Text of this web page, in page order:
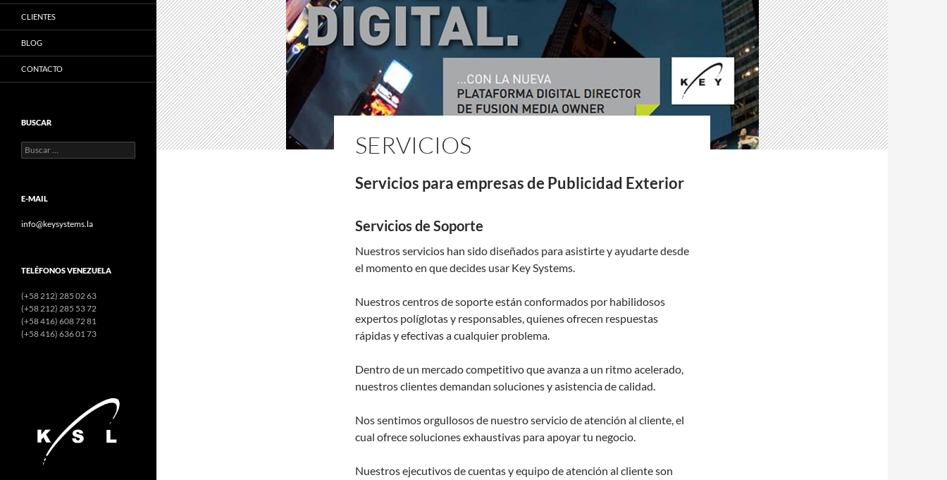
SERVICIOS
Servicios para empresas de Publicidad Exterior
Servicios de Soporte
Nuestros servicios han sido diseñados para asistirte y ayudarte desde
el momento en que decides usar Key Systems.
Nuestros centros de soporte están conformados por habilidosos
expertos políglotas y responsables, quienes ofrecen respuestas
rápidas y efectivas a cualquier problema.
Dentro de un mercado competitivo que avanza a un ritmo acelerado,
nuestros clientes demandan soluciones y asistencia de calidad.
Nos sentimos orgullosos de nuestro servicio de atención al cliente, el
cual ofrece soluciones exhaustivas para apoyar tu negocio.
Nuestros ejecutivos de cuentas y equipo de atención al cliente son
CLIENTES
BLOG
CONTACTO
BUSCAR
Buscar:
E-MAIL
info@keysystems.la
TELÉFONOS VENEZUELA
(+58 212) 285 02 63
(+58 212) 285 53 72
(+58 416) 608 72 81
(+58 416) 636 01 73